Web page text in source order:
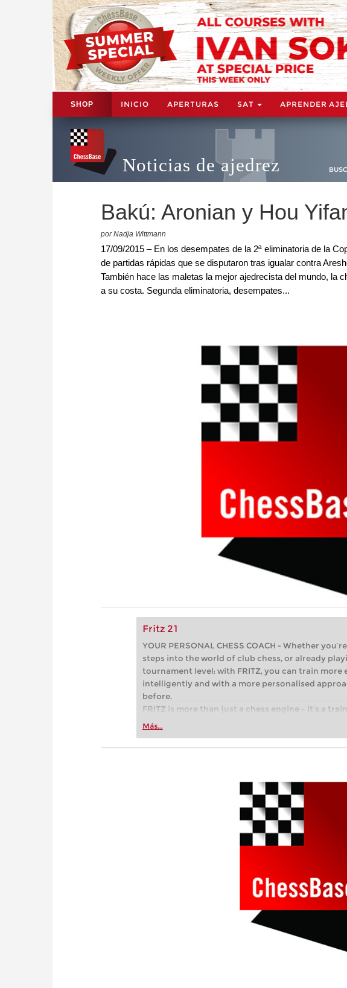
SHOP INICIO APERTURAS SAT APRENDER
Noticias de ajedrez
Bakú: Aronian y Hou
por Nadja Wittmann
17/09/2015 – En los desempates de la 2ª eliminatoria de la
de partidas rápidas que se disputaron tras igualar contra
También hace las maletas la mejor ajedrecista del mundo, la
a su costa. Segunda eliminatoria, desempates...
Fritz 21
YOUR PERSONAL CHESS COACH - Whether
steps into the world of club chess, or already
tournament level: with FRITZ, you can train more
intelligently and with a more personalised
before.
FRITZ is more than just a chess engine – it’s a
Whether you’re taking your first steps into the
more efficiently, intelligently and with a more
Más...